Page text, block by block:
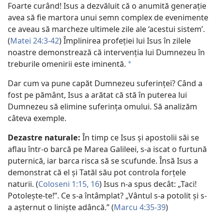
Foarte curând! Isus a dezvăluit că o anumită generație
avea să fie martora unui semn complex de evenimente
ce aveau să marcheze ultimele zile ale ‘acestui sistem’.
(Matei 24:3-42) Împlinirea profeției lui Isus în zilele
noastre demonstrează că intervenția lui Dumnezeu în
treburile omenirii este iminentă. a
Dar cum va pune capăt Dumnezeu suferinței? Când a
fost pe pământ, Isus a arătat că stă în puterea lui
Dumnezeu să elimine suferința omului. Să analizăm
câteva exemple.
Dezastre naturale: În timp ce Isus și apostolii săi se
aflau într-o barcă pe Marea Galileei, s-a iscat o furtună
puternică, iar barca risca să se scufunde. Însă Isus a
demonstrat că el și Tatăl său pot controla forțele
naturii. (Coloseni 1:15, 16) Isus n-a spus decât: „Taci!
Potolește-te!”. Ce s-a întâmplat? „Vântul s-a potolit și s-
a așternut o liniște adâncă.” (Marcu 4:35-39)